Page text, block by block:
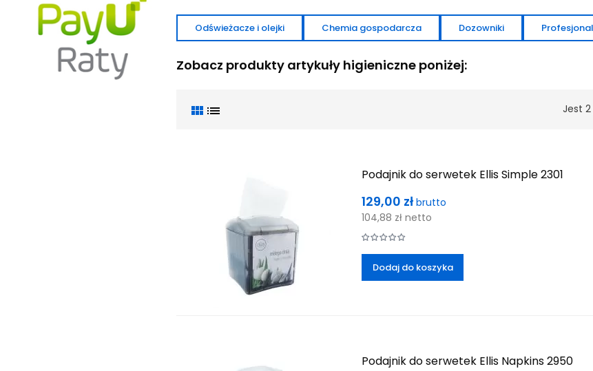
Odświeżacze i olejki Chemia gospodarcza Dozowniki
Zobacz produkty artykuły higieniczne poniżej:
view_module list Jest
Podajnik do serwetek Ellis Simple 2301
Cena
129,00 złbrutto
104,88 zł netto
Dodaj do koszyka
Podajnik do serwetek Ellis Napkins 2950